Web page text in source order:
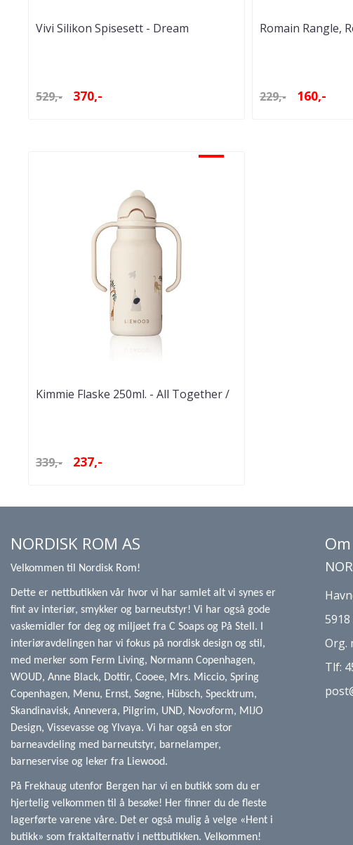
Vivi Silikon Spisesett - Dream
529,- 370,-
Romain Rangle,
229,- 160,-
-30%
Kimmie Flaske 250ml. - All Together /
339,- 237,-
NORDISK ROM AS
Velkommen til Nordisk Rom!
Dette er nettbutikken vår hvor vi har samlet alt vi synes er
fint av interiør, smykker og barneutstyr! Vi har også gode
vaskemidler for deg og miljøet fra C Soaps og På Stell. I
interiøravdelingen har vi fokus på nordisk design og stil,
med merker som Ferm Living, Normann Copenhagen,
WOUD, Anne Black, Dottir, Cooee, Mrs. Miccio, Spring
Copenhagen, Menu, Ernst, Søgne, Hübsch, Specktrum,
Skandinavisk, Annevera, Pilgrim, UND, Novoform, MIJO
Design, Vissevasse og Ylvaya. Vi har også en stor
barneavdeling med barneutstyr, barnelamper,
barneservise og leker fra Liewood.
På Frekhaug utenfor Bergen har vi en butikk som du er
hjertelig velkommen til å besøke! Her finner du de fleste
lagerførte varene våre. Det er også mulig å velge «Hent i
butikk» som fraktalternativ i nettbutikken. Velkommen!
5918
Org.
Tlf: